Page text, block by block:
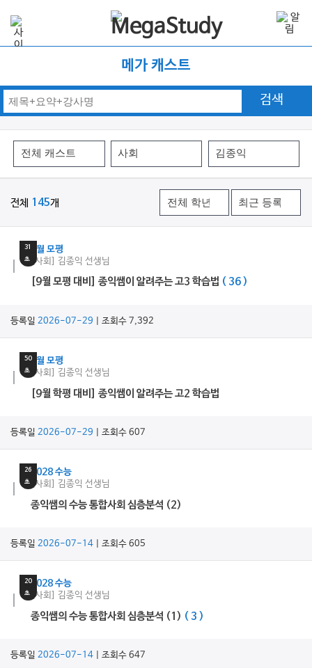
메가 캐스트
검색
전체 145개
31
초
9월 모평
[사회] 김종익 선생님
[9월 모평 대비] 종익쌤이 알려주는 고3 학습법 ( 36 )
등록일 2026-07-29 | 조회수 7,392
50
초
9월 모평
[사회] 김종익 선생님
[9월 학평 대비] 종익쌤이 알려주는 고2 학습법
등록일 2026-07-29 | 조회수 607
26
초
2028 수능
[사회] 김종익 선생님
종익쌤의 수능 통합사회 심층분석 (2)
등록일 2026-07-14| 조회수 605
20
초
2028 수능
[사회] 김종익 선생님
종익쌤의 수능 통합사회 심층분석 (1) ( 3 )
등록일 2026-07-14| 조회수 647